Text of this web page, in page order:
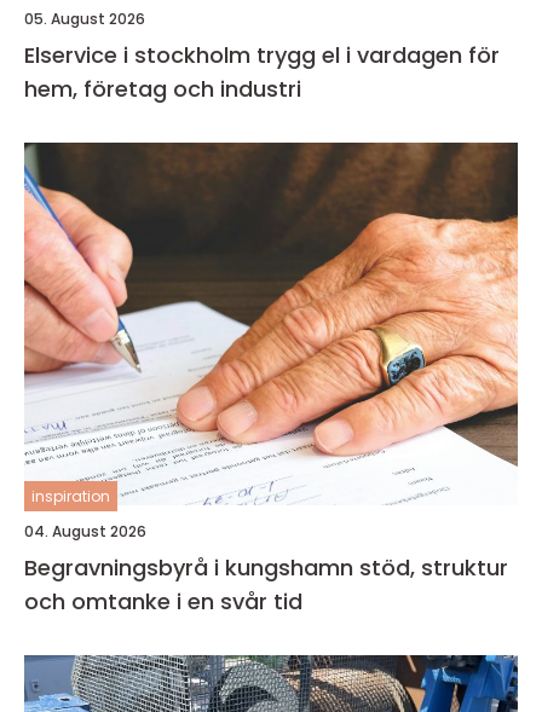
05. August 2026
Elservice i stockholm trygg el i vardagen för
hem, företag och industri
inspiration
04. August 2026
Begravningsbyrå i kungshamn stöd, struktur
och omtanke i en svår tid